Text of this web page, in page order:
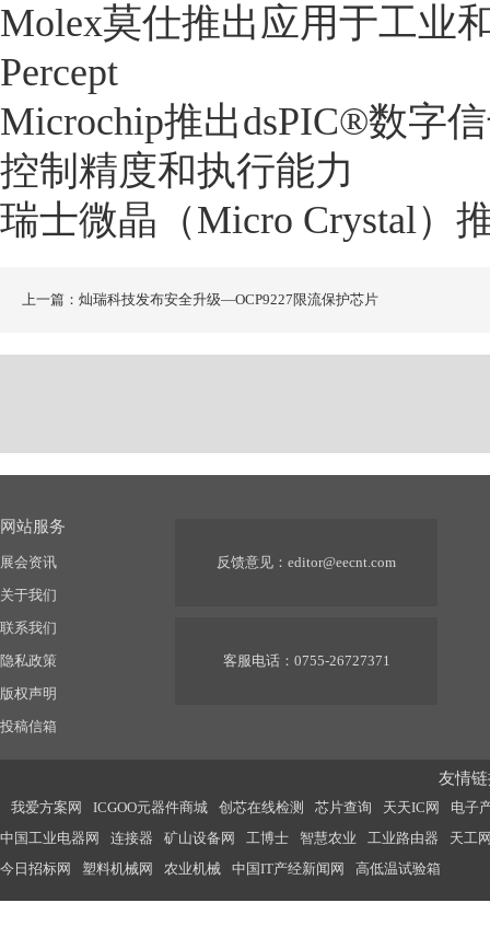
Molex莫仕推出应用于工业
Percept
Microchip推出dsPIC®数字
控制精度和执行能力
瑞士微晶（Micro Crystal）
上一篇：灿瑞科技发布安全升级—OCP9227限流保护芯片
网站服务
展会资讯
关于我们
联系我们
隐私政策
版权声明
投稿信箱
反馈意见： editor@eecnt.com
客服电话：0755-26727371
友情
我爱方案网 ICGOO元器件商城 创芯在线检测 芯片查询 天天IC网
电子
中国工业电器网
连接器 矿山设备网 工博士 智慧农业 工业路由器
天工
今日招标网
塑料机械网 农业机械 中国IT产经新闻网 高低温试验箱